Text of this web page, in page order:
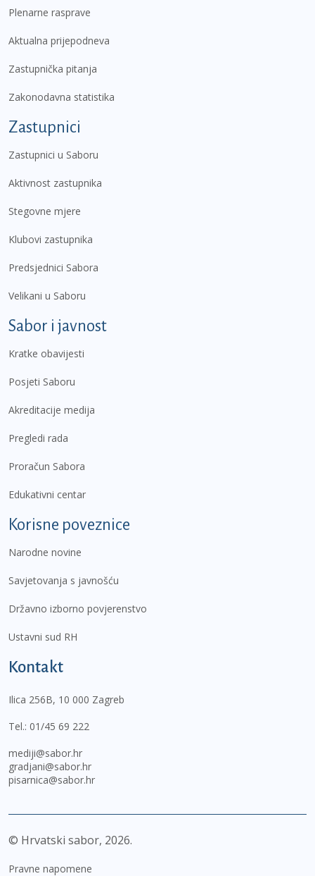
Plenarne rasprave
Aktualna prijepodneva
Zastupnička pitanja
Zakonodavna statistika
Zastupnici
Zastupnici u Saboru
Aktivnost zastupnika
Stegovne mjere
Klubovi zastupnika
Predsjednici Sabora
Velikani u Saboru
Sabor i javnost
Kratke obavijesti
Posjeti Saboru
Akreditacije medija
Pregledi rada
Proračun Sabora
Edukativni centar
Korisne poveznice
Narodne novine
Savjetovanja s javnošću
Državno izborno povjerenstvo
Ustavni sud RH
Kontakt
Ilica 256B, 10 000 Zagreb
Tel.: 01/45 69 222
mediji@sabor.hr
gradjani@sabor.hr
pisarnica@sabor.hr
© Hrvatski sabor, 2026
Pravne napomene